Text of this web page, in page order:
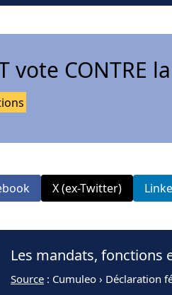
vote CONTRE
X (ex-Twitter)
Les mandats, fonctions
Source : Cumuleo › Déclaration